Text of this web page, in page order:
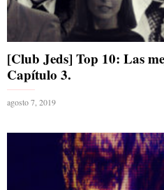
[Club Jeds] Top 10: Las
Capítulo 3.
agosto 7, 2019